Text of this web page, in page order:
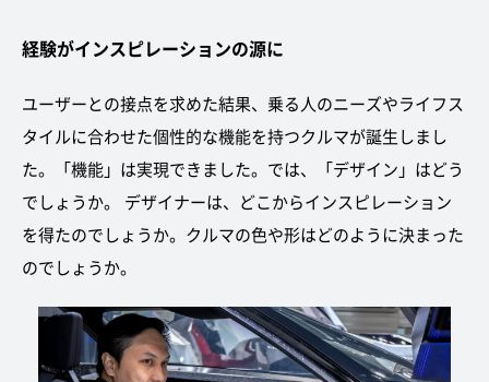
経験がインスピレーションの源に
ユーザーとの接点を求めた結果、乗る人のニーズやライフス
タイルに合わせた個性的な機能を持つクルマが誕生しまし
た。「機能」は実現できました。では、「デザイン」はどう
でしょうか。 デザイナーは、どこからインスピレーション
を得たのでしょうか。クルマの色や形はどのように決まった
のでしょうか。